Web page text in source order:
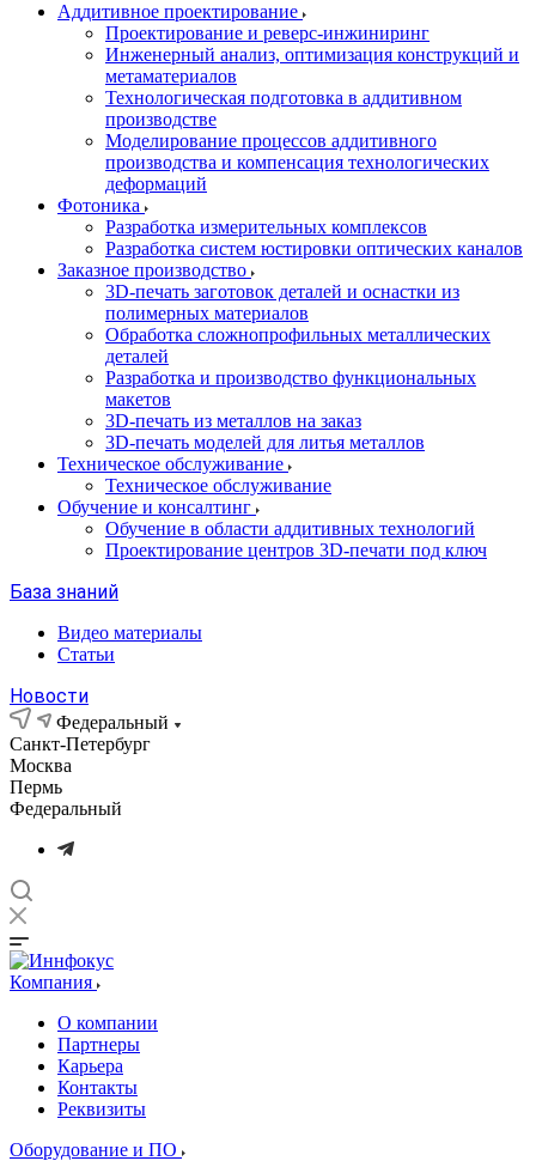
Аддитивное проектирование
Проектирование и реверс-инжиниринг
Инженерный анализ, оптимизация конструкций и
метаматериалов
Технологическая подготовка в аддитивном
производстве
Моделирование процессов аддитивного
производства и компенсация технологических
деформаций
Фотоника
Разработка измерительных комплексов
Разработка систем юстировки оптических каналов
Заказное производство
3D-печать заготовок деталей и оснастки из
полимерных материалов
Обработка сложнопрофильных металлических
деталей
Разработка и производство функциональных
макетов
3D-печать из металлов на заказ
3D-печать моделей для литья металлов
Техническое обслуживание
Техническое обслуживание
Обучение и консалтинг
Обучение в области аддитивных технологий
Проектирование центров 3D-печати под ключ
База знаний
Видео материалы
Статьи
Новости
Федеральный
Санкт-Петербург
Москва
Пермь
Федеральный
Компания
О компании
Партнеры
Карьера
Контакты
Реквизиты
Оборудование и ПО